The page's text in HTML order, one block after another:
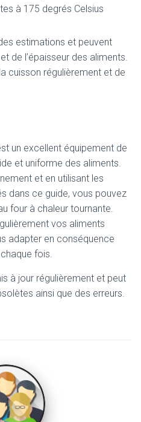
à 175 degrés Celsius
estimations et peuvent
de l’épaisseur des aliments.
cuisson régulièrement et de
un excellent équipement de
et uniforme des aliments.
et en utilisant les
dans ce guide, vous pouvez
four à chaleur tournante.
vos aliments
adapter en conséquence
fois.
à jour régulièrement et peut
ainsi que des erreurs.